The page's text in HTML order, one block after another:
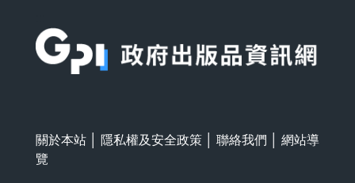
關於本站 隱私權及安全政策 聯絡我們
網站導
覽